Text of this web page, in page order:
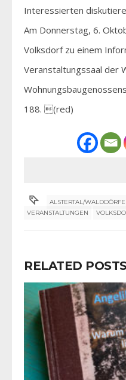
Interessierten
Am Donnerstag, 6.
Volksdorf zu einem
Veranstaltungssaal der
188. (red)
ALSTERTAL/
VERANSTALTUNGEN
RELATED